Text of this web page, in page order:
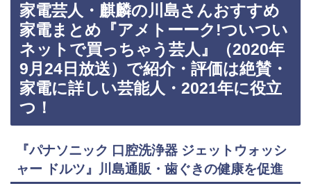
のレジの時など周りの人の喋った声を聴くこともできます！・妥協のない
完璧な音質で、一度聴いたら戻れない！・電車…
家電芸人・麒麟の川島さんおすすめ
家電まとめ『アメトーーク!ついつい
ネットで買っちゃう芸人』（2020年
9月24日放送）で紹介・評価は絶賛・
家電に詳しい芸能人・2021年に役立
つ！
『パナソニック 口腔洗浄器 ジェットウォッシ
ャー ドルツ』川島通販・歯ぐきの健康を促進